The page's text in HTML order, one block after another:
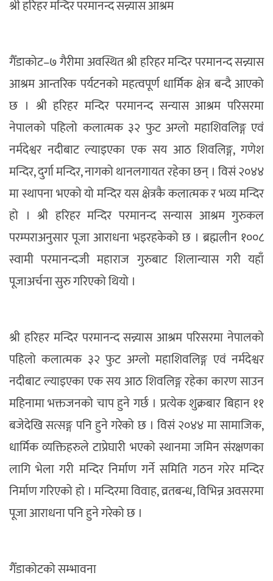
श्री हरिहर मन्दिर परमानन्द सन्न्यास आश्रम
गैँडाकोट–७ गैरीमा अवस्थित श्री हरिहर मन्दिर परमानन्द सन्न्यास
आश्रम आन्तरिक पर्यटनको महत्वपूर्ण धार्मिक क्षेत्र बन्दै आएको
छ । श्री हरिहर मन्दिर परमानन्द सन्यास आश्रम परिसरमा
नेपालको पहिलो कलात्मक ३२ फुट अग्लो महाशिवलिङ्ग एवं
नर्मदेश्वर नदीबाट ल्याइएका एक सय आठ शिवलिङ्ग, गणेश
मन्दिर, दुर्गा मन्दिर, नागको थानलगायत रहेका छन् । विसं २०४४
मा स्थापना भएको यो मन्दिर यस क्षेत्रकै कलात्मक र भव्य मन्दिर
हो । श्री हरिहर मन्दिर परमानन्द सन्यास आश्रम गुरुकल
परम्पराअनुसार पूजा आराधना भइरहकेको छ । ब्रह्मलीन १००८
स्वामी परमानन्दजी महाराज गुरुबाट शिलान्यास गरी यहाँ
पूजाअर्चना सुरु गरिएको थियो ।
श्री हरिहर मन्दिर परमानन्द सन्न्यास आश्रम परिसरमा नेपालको
पहिलो कलात्मक ३२ फुट अग्लो महाशिवलिङ्ग एवं नर्मदेश्वर
नदीबाट ल्याइएका एक सय आठ शिवलिङ्ग रहेका कारण साउन
महिनामा भक्तजनको चाप हुने गर्छ । प्रत्येक शुक्रबार बिहान ११
बजेदेखि सत्सङ्ग पनि हुने गरेको छ । विसं २०४४ मा सामाजिक,
धार्मिक व्यक्तिहरुले टाप्रेघारी भएको स्थानमा जमिन संरक्षणका
लागि भेला गरी मन्दिर निर्माण गर्ने समिति गठन गरेर मन्दिर
निर्माण गरिएको हो । मन्दिरमा विवाह, व्रतबन्ध, विभिन्न अवसरमा
पूजा आराधना पनि हुने गरेको छ ।
गैँडाकोटको सम्भावना